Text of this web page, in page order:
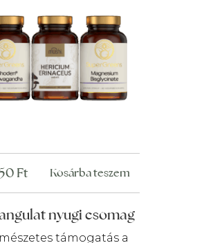
nyugi csomag
támogatás a
Ft Kosárba teszem